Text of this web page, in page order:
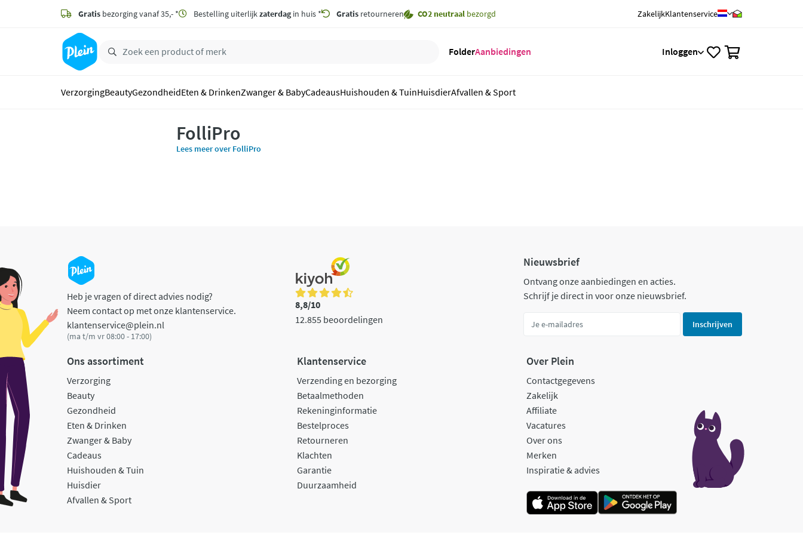
zoeken
hoofdinhoud
Gratis bezorging vanaf 35,- * Bestelling uiterlijkzaterdagin huis * Gratis retourneren CO2 neutraal bezorgd ZakelijkKlantenservice
FolderAanbiedingen Inloggen
VerzorgingBeautyGezondheidEten & DrinkenZwanger & BabyCadeausHuishouden & TuinHuisdierAfvallen & Sport
FolliPro
Lees meer over FolliPro
Heb je vragen of direct advies nodig?
Neem contact op met onze klantenservice.
klantenservice@plein.nl
(ma t/m vr 08:00 - 17:00)
8,8/10
12.855 beoordelingen
Nieuwsbrief
Ontvang onze aanbiedingen en acties.
Schrijf je direct in voor onze nieuwsbrief.
Inschrijven
Ons assortiment
Verzorging
Beauty
Gezondheid
Eten & Drinken
Zwanger & Baby
Cadeaus
Huishouden & Tuin
Huisdier
Afvallen & Sport
Klantenservice
Verzending en bezorging
Betaalmethoden
Rekeninginformatie
Bestelproces
Retourneren
Klachten
Garantie
Duurzaamheid
Over Plein
Contactgegevens
Zakelijk
Affiliate
Vacatures
Over ons
Merken
Inspiratie & advies